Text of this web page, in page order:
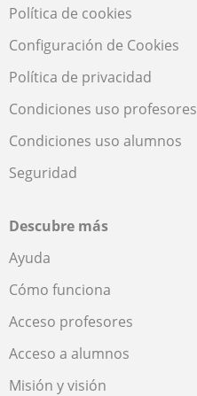
Política de cookies
Configuración de Cookies
Política de privacidad
Condiciones uso profesores
Condiciones uso alumnos
Seguridad
Descubre más
Ayuda
Cómo funciona
Acceso profesores
Acceso a alumnos
Misión y visión